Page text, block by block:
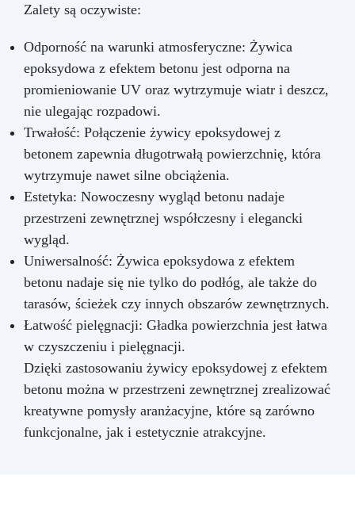
Zalety są oczywiste:
Odporność na warunki atmosferyczne: Żywica
epoksydowa z efektem betonu jest odporna na
promieniowanie UV oraz wytrzymuje wiatr i deszcz,
nie ulegając rozpadowi.
Trwałość: Połączenie żywicy epoksydowej z
betonem zapewnia długotrwałą powierzchnię, która
wytrzymuje nawet silne obciążenia.
Estetyka: Nowoczesny wygląd betonu nadaje
przestrzeni zewnętrznej współczesny i elegancki
wygląd.
Uniwersalność: Żywica epoksydowa z efektem
betonu nadaje się nie tylko do podłóg, ale także do
tarasów, ścieżek czy innych obszarów zewnętrznych.
Łatwość pielęgnacji: Gładka powierzchnia jest łatwa
w czyszczeniu i pielęgnacji.
Dzięki zastosowaniu żywicy epoksydowej z efektem
betonu można w przestrzeni zewnętrznej zrealizować
kreatywne pomysły aranżacyjne, które są zarówno
funkcjonalne, jak i estetycznie atrakcyjne.